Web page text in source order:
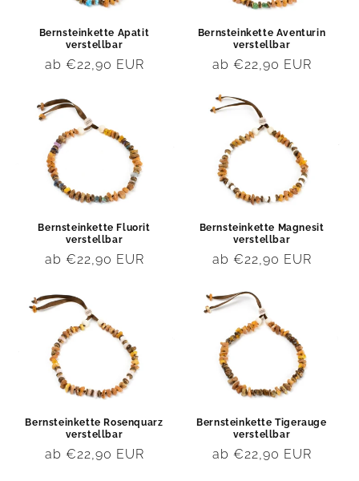
Bernsteinkette Apatit
verstellbar
Normaler
ab €22,90 EUR
Bernsteinkette Aventurin
verstellbar
Normaler
ab €22,90 EUR
Bernsteinkette Fluorit
verstellbar
Normaler
ab €22,90 EUR
Bernsteinkette Magnesit
verstellbar
Normaler
ab €22,90 EUR
Bernsteinkette Rosenquarz
verstellbar
Normaler
ab €22,90 EUR
Bernsteinkette Tigerauge
verstellbar
Normaler
ab €22,90 EUR